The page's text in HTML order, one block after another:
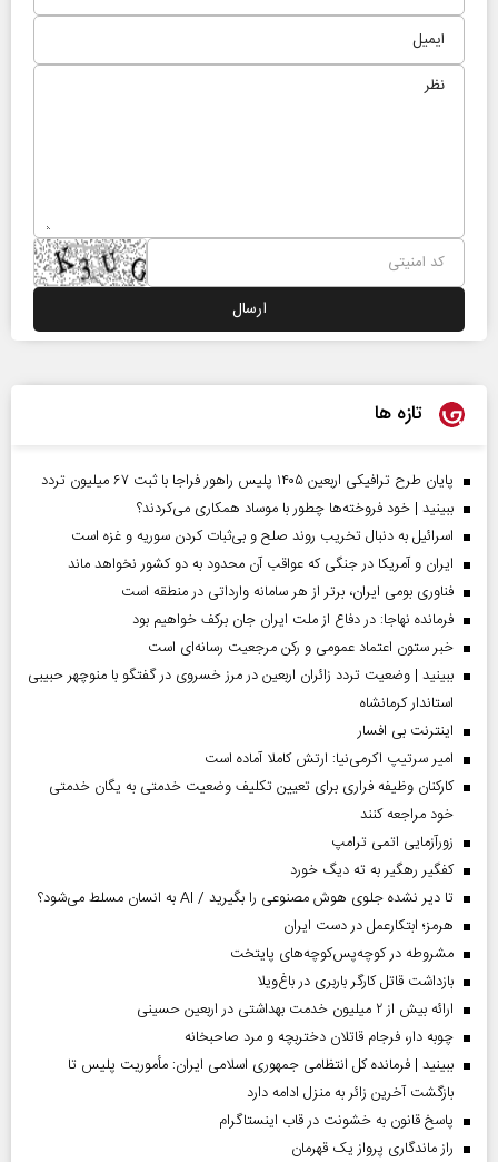
تازه ها
پایان طرح ترافیکی اربعین ۱۴۰۵ پلیس راهور فراجا با ثبت ۶۷ میلیون تردد
ببینید | خود فروخته‌ها چطور با موساد همکاری می‌کردند؟
اسرائیل به دنبال تخریب روند صلح و بی‌ثبات کردن سوریه و غزه است
ایران و آمریکا در جنگی که عواقب آن محدود به دو کشور نخواهد ماند
فناوری بومی ایران، برتر از هر سامانه وارداتی در منطقه است
فرمانده نهاجا: در دفاع از ملت ایران جان برکف خواهیم بود
خبر ستون اعتماد عمومی و رکن مرجعیت رسانه‌ای است
ببینید | وضعیت تردد زائران اربعین در مرز خسروی در گفتگو با منوچهر حبیبی
استاندار کرمانشاه
اینترنت بی افسار
امیر سرتیپ اکرمی‌نیا: ارتش کاملا آماده است
کارکنان وظیفه فراری برای تعیین تکلیف وضعیت خدمتی به یگان خدمتی
خود مراجعه کنند
زورآزمایی اتمی ترامپ
کفگیر رهگیر به ته دیگ خورد
تا دیر نشده جلوی هوش مصنوعی را بگیرید / AI به انسان مسلط می‌شود؟
هرمز؛ ابتکارعمل در دست ایران
مشروطه در کوچه‌پس‌کوچه‌های پایتخت
بازداشت قاتل کارگر باربری در باغ‌ویلا
ارائه بیش از ۲ میلیون خدمت بهداشتی در اربعین حسینی
چوبه دار، فرجام قاتلان دختربچه و مرد صاحبخانه
ببینید | فرمانده کل انتظامی جمهوری اسلامی ایران­: مأموریت پلیس تا
بازگشت آخرین زائر به منزل ادامه دارد
پاسخ قانون به خشونت در قاب اینستاگرام
راز ماندگاری پرواز یک قهرمان